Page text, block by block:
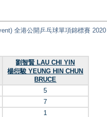
全港公開乒乓球單項錦標賽 2020
劉智賢 LAU CHI YIN
楊衍駿 YEUNG HIN CHUN
BRUCE
5
7
1